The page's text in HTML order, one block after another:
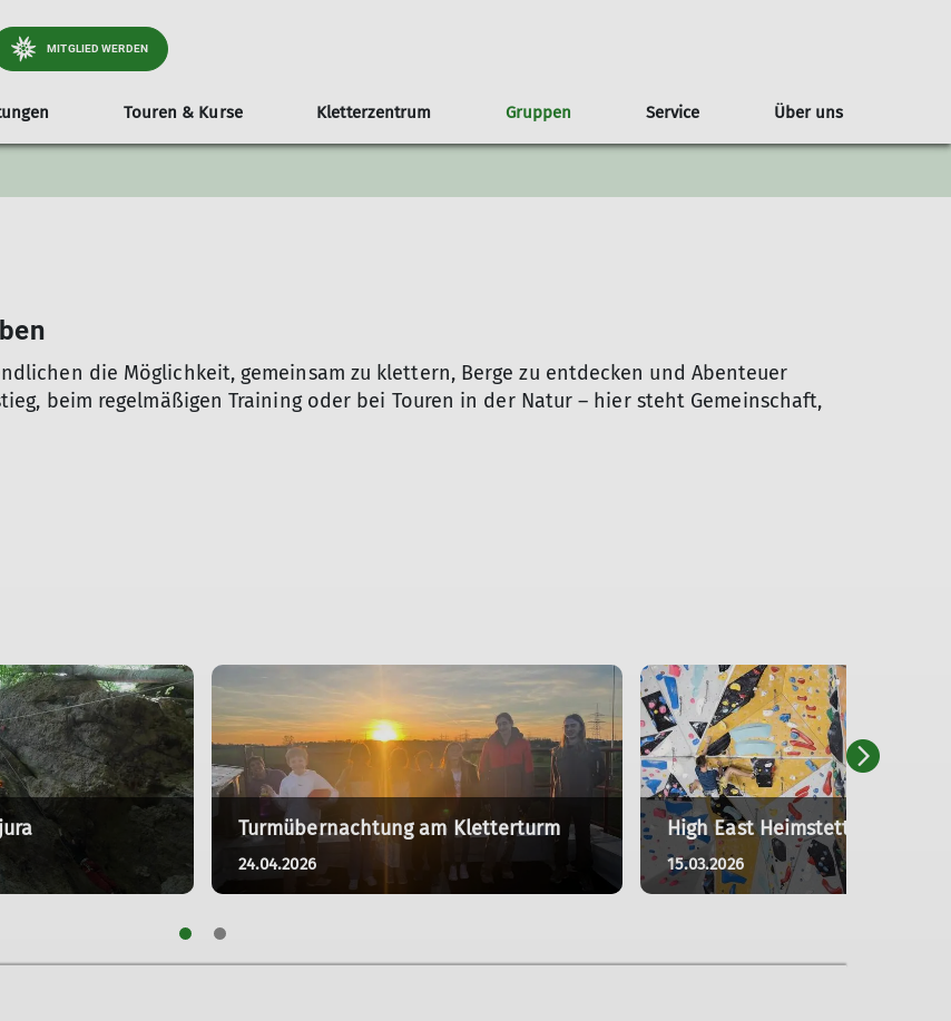
MITGLIED WERDEN
Mitgliederveranstaltungen
Touren & Kurse
Anmeldung & Info Fahrgemeinschaften Tourenberichte
Kletterzentrum
& Kurse Kletterabteilung & Regeln Kontakt & Anfahrt
Gruppen
Radsportgruppe Jugendgruppen
Service
Mitglieder Downloads & Formulare Kontakt
Über uns
& Mitmachen Werte & Verantwortung Geschichte Satzung
die Möglichkeit, gemeinsam zu klettern, Berge zu entdecken und Abenteuer
beim regelmäßigen Training oder bei Touren in der Natur – hier steht Gemeinschaft,
Turmübernachtung am Kletterturm
24.04.2026
High East Heimstetten
15.03.2026